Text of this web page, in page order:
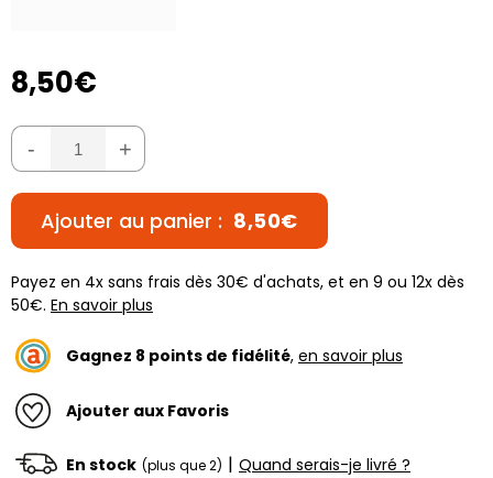
8,50€
- +
Ajouter au panier : 8,50€
Payez en 4x sans frais dès 30€ d'achats, et en 9 ou 12x dès
50€. En savoir plus
Gagnez 8 points de fidélité, en savoir plus
Ajouter aux Favoris
En stock (plus que 2) | Quand serais-je livré ?